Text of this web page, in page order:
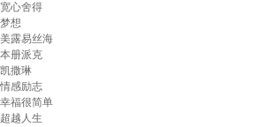
宽心舍得
梦想
美露易丝海
本册派克
凯撒琳
情感励志
幸福很简单
超越人生